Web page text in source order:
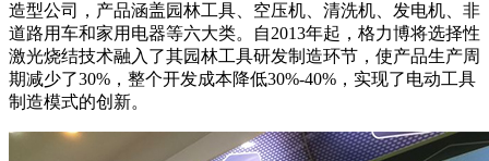
造型公司，产品涵盖园林工具、空压机、清洗机、发电机、非
道路用车和家用电器等六大类。自2013年起，格力博将选择性
激光烧结技术融入了其园林工具研发制造环节，使产品生产周
期减少了30%，整个开发成本降低30%-40%，实现了电动工具
制造模式的创新。